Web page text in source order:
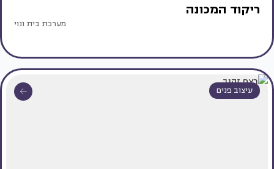
ריקוד המכונה
מערכת בית ונוי
עיצוב פנים